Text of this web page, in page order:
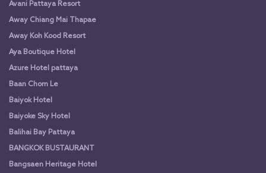
Avani Pattaya Resort
Away Chiang Mai Thapae
Away Koh Kood Resort
Aya Boutique Hotel
Azure Hotel pattaya
Baan Chom Le
Baiyok Hotel
Baiyoke Sky Hotel
Balihai Bay Pattaya
BANGKOK BUSTAURANT
Bangsaen Heritage Hotel